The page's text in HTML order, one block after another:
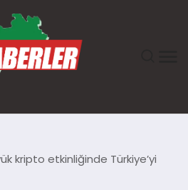
kripto etkinliğinde Türkiye’yi